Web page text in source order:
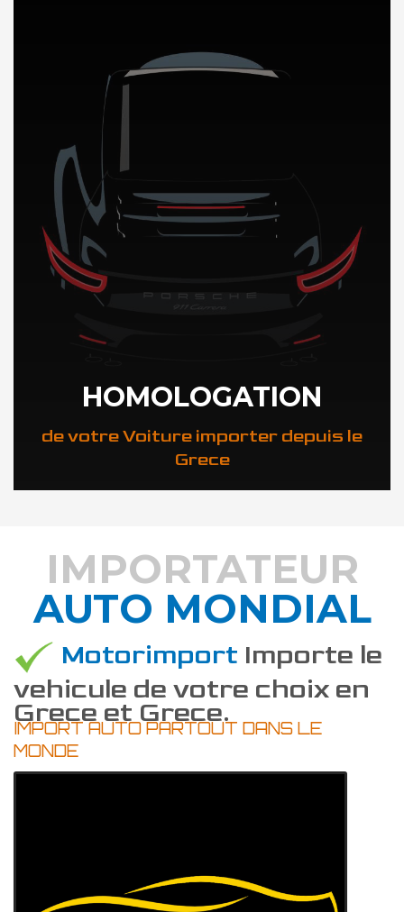
DÉCOUVREZ NOTRE IMPORTATION AUTO en Grece
HOMOLOGATION
de votre Voiture importer depuis le
Grece
DÉCOUVREZ COMMENT
IMPORTATEUR
AUTO MONDIAL
Motorimport Importe le
vehicule de votre choix en
Grece et Grece.
IMPORT AUTO PARTOUT DANS LE
MONDE